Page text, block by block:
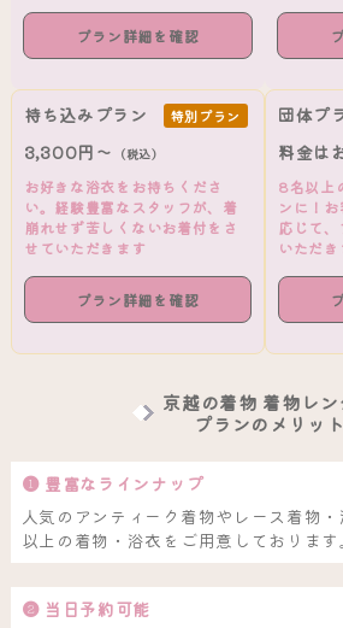
プラン詳細を確認
持ち込みプラン 特別プラン
3,300円～ （税込）
お好きな浴衣をお持ちくださ
い。経験豊富なスタッフが、着
崩れせず苦しくないお着付をさ
せていただきます
プラン詳細を確認
団体プ
料金は
8名以上
ンに！
応じて
いただき
京越の着物 着物レン
プランのメリット
❶ 豊富なラインナップ
人気のアンティーク着物やレース着物
以上の着物・浴衣をご用意しております
❷ 当日予約可能